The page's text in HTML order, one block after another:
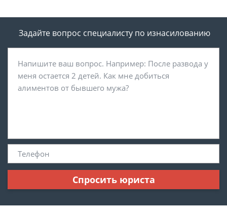
Задайте вопрос специалисту по изнасилованию
Спросить юриста